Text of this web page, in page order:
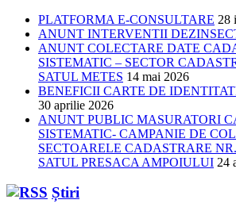
PLATFORMA E-CONSULTARE 28
ANUNT INTERVENTII
ANUNT COLECTARE DATE
SISTEMATIC – SECTOR
SATUL METES 14 mai 2026
BENEFICII CARTE DE
30 aprilie 2026
ANUNT PUBLIC MASURATORI
SISTEMATIC- CAMPANIE DE
SECTOARELE CADASTRARE
SATUL PRESACA AMPOIULUI 24
Știri